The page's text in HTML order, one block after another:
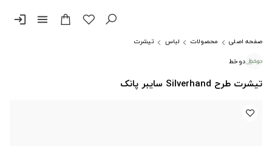
menu
login
صفحه اصلی محصولات لباس
تیشرت
دوخط
تیشرت طرح Silverhand سایبر پانک